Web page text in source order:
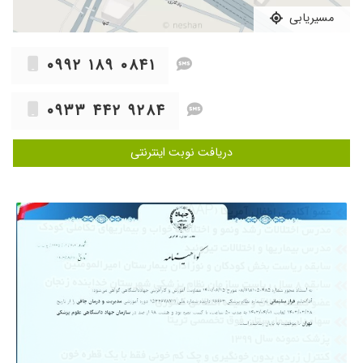
هستن ، الکی درگیر آزمایش و این داستان ها
نمیکنن ، بچه هامو برای چکاب بردم و راضی بودم
عالی گرفتم. تشخیص و سواد بسیار عالی
امیدواریم در ماه های آتی به برطرف شدن مشکل
صحبت کردند ووقت گذاشتند
خیلی بهتر او انچه که شنیده بودم.. تعریف ایشون و
ولی مراجعه نکرده بودم.. خیلی خوب.. انشاله خدا
همیشه تنشون رو سالم نگهداره و کاش همیشه
همینطوری بمونند..
۱۴۰۲/۱۰/۲۷
دکتر بسیار با حوصله و خوبی هستند با تشخیص
درست مشکل آبریزش و عفونت پسرم برطرف شد
مسیریابی
۰۹۹۲ ۱۸۹ ۰۸۴۱
۰۹۳۳ ۴۴۲ ۹۲۸۴
دریافت نوبت اینترنتی